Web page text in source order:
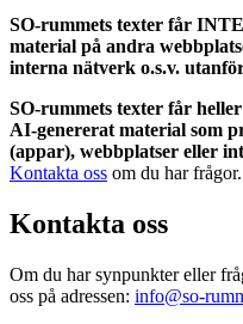
SO-rummets texter får
material på andra
interna nätverk o.s.v.
SO-rummets texter får
AI-genererat material som
(appar), webbplatser eller
Kontakta oss om du har frågor.
Kontakta oss
Om du har synpunkter eller
oss på adressen: info@so-